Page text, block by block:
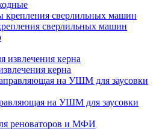
сверлильных машин
керна
на УШМ для заусовки